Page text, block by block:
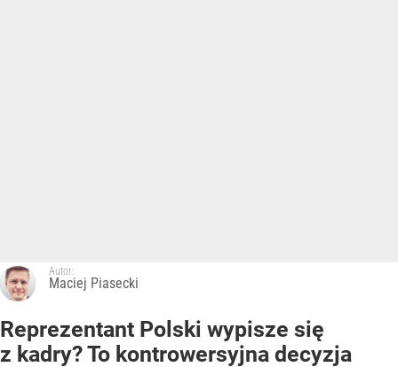
Autor:
Maciej Piasecki
Reprezentant Polski wypisze się
z kadry? To kontrowersyjna decyzja